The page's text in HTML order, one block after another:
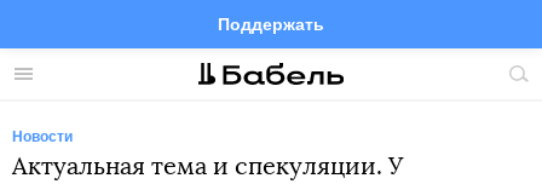
Меню
Поддержать
FacebookTelegramTwitter
Новости
Актуальная тема и спекуляции. У